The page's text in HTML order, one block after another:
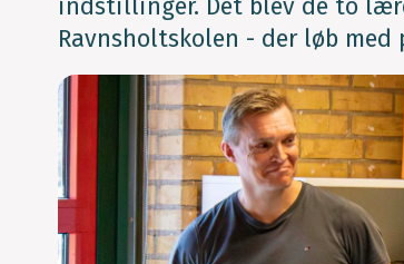
indstillinger. Det blev de to
Ravnsholtskolen - der løb med